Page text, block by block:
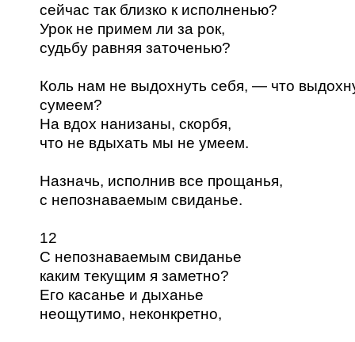
сейчас так близко к исполненью?
Урок не примем ли за рок,
судьбу равняя заточенью?
Коль нам не выдохнуть себя, — что
сумеем?
На вдох нанизаны, скорбя,
что не вдыхать мы не умеем.
Назначь, исполнив все прощанья,
с непознаваемым свиданье.
12
С непознаваемым свиданье
каким текущим я заметно?
Его касанье и дыханье
неощутимо, неконкретно,